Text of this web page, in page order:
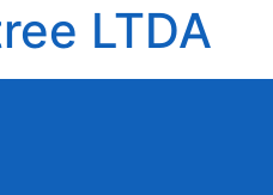
LTDA